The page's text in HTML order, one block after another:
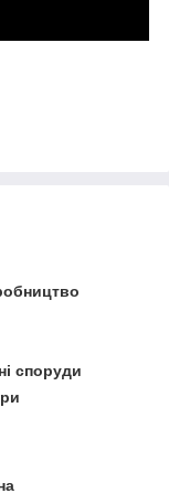
споруди